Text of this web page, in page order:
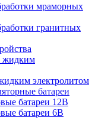
мраморных
гранитных
жидким
электролитом
батареи
батареи 12В
батареи 6В